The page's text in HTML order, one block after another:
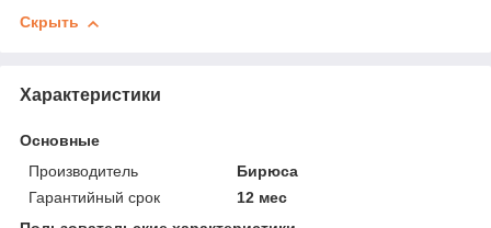
Скрыть
Характеристики
Основные
Производитель
Бирюса
Гарантийный срок
12 мес